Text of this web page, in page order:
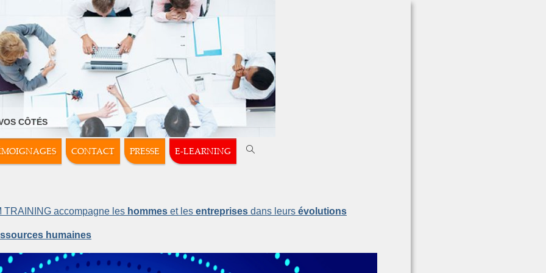
CÔTÉS
CONTACT PRESSE E-LEARNING
TRAINING accompagne les hommes et les entreprises dans leurs évolutions
humaines